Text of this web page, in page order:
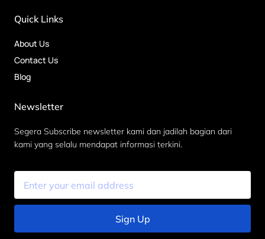
Quick Links
About Us
Contact Us
Blog
Newsletter
Segera Subscribe newsletter kami dan jadilah bagian dari
kami yang selalu mendapat informasi terkini.
Sign Up